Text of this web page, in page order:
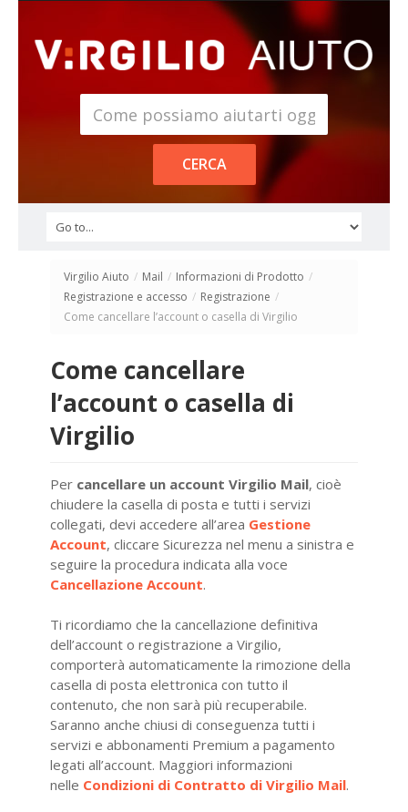
Virgilio Aiuto / Mail / Informazioni di Prodotto /
Registrazione e accesso / Registrazione /
Come cancellare l’account o casella di Virgilio
Come cancellare
l’account o casella di
Virgilio
Per cancellare un account Virgilio Mail, cioè
chiudere la casella di posta e tutti i servizi
collegati, devi accedere all’area Gestione
Account, cliccare Sicurezza nel menu a sinistra e
seguire la procedura indicata alla voce
Cancellazione Account.
Ti ricordiamo che la cancellazione definitiva
dell’account o registrazione a Virgilio,
comporterà automaticamente la rimozione della
casella di posta elettronica con tutto il
contenuto, che non sarà più recuperabile.
Saranno anche chiusi di conseguenza tutti i
servizi e abbonamenti Premium a pagamento
legati all’account. Maggiori informazioni
nelle Condizioni di Contratto di Virgilio Mail.